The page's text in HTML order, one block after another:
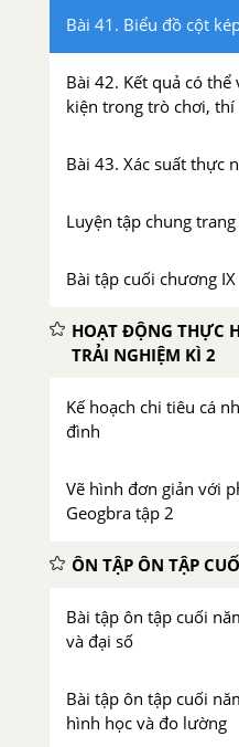
Bài 41. Biểu đồ cột
Bài 42. Kết quả có thể
kiện trong trò chơi, thí
Bài 43. Xác suất thực
Luyện tập chung
Bài tập cuối chương IX
HOẠT ĐỘNG THỰC
TRẢI NGHIỆM KÌ 2
Kế hoạch chi tiêu cá
đình
Vẽ hình đơn giản với
Geogbra tập 2
ÔN TẬP ÔN TẬP
Bài tập ôn tập cuối
và đại số
Bài tập ôn tập cuối
hình học và đo lường